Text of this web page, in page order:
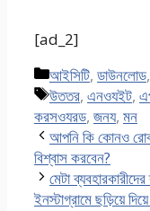
[ad_2]
Categories
আইসিটি, ডাউনলোড,
Tags
উততর, এনওযইট,
করসওযরড, জনয, মন
আপনি কি কোনও
বিশ্বাস করবেন?
মেটা
ইনস্টাগ্রামে ছড়িয়ে